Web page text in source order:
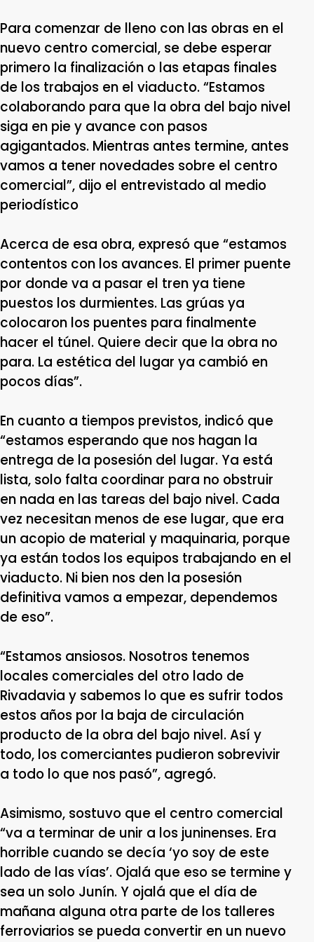
Para comenzar de lleno con las obras en el
nuevo centro comercial, se debe esperar
primero la finalización o las etapas finales
de los trabajos en el viaducto. “Estamos
colaborando para que la obra del bajo nivel
siga en pie y avance con pasos
agigantados. Mientras antes termine, antes
vamos a tener novedades sobre el centro
comercial”, dijo el entrevistado al medio
periodístico
Acerca de esa obra, expresó que “estamos
contentos con los avances. El primer puente
por donde va a pasar el tren ya tiene
puestos los durmientes. Las grúas ya
colocaron los puentes para finalmente
hacer el túnel. Quiere decir que la obra no
para. La estética del lugar ya cambió en
pocos días”.
En cuanto a tiempos previstos, indicó que
“estamos esperando que nos hagan la
entrega de la posesión del lugar. Ya está
lista, solo falta coordinar para no obstruir
en nada en las tareas del bajo nivel. Cada
vez necesitan menos de ese lugar, que era
un acopio de material y maquinaria, porque
ya están todos los equipos trabajando en el
viaducto. Ni bien nos den la posesión
definitiva vamos a empezar, dependemos
de eso”.
“Estamos ansiosos. Nosotros tenemos
locales comerciales del otro lado de
Rivadavia y sabemos lo que es sufrir todos
estos años por la baja de circulación
producto de la obra del bajo nivel. Así y
todo, los comerciantes pudieron sobrevivir
a todo lo que nos pasó”, agregó.
Asimismo, sostuvo que el centro comercial
“va a terminar de unir a los juninenses. Era
horrible cuando se decía ‘yo soy de este
lado de las vías’. Ojalá que eso se termine y
sea un solo Junín. Y ojalá que el día de
mañana alguna otra parte de los talleres
ferroviarios se pueda convertir en un nuevo